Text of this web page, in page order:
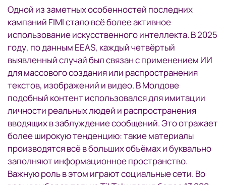
Одной из заметных особенностей последних
кампаний FIMI стало всё более активное
использование искусственного интеллекта. В 2025
году, по данным EEAS, каждый четвёртый
выявленный случай был связан с применением ИИ
для массового создания или распространения
текстов, изображений и видео. В Молдове
подобный контент использовался для имитации
личности реальных людей и распространения
вводящих в заблуждение сообщений. Это отражает
более широкую тенденцию: такие материалы
производятся всё в больших объёмах и буквально
заполняют информационное пространство.
Важную роль в этом играют социальные сети. Во